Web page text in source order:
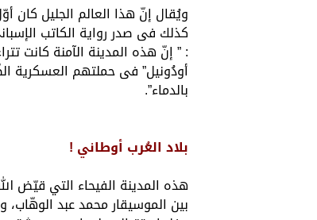
ويُقال إنّ هذا العالم الجليل كان
: ” إنّ هذه المدينة الآمنة كانت
بالدماء”.
بلاد العُرب أوطاني !
هذه المدينة الفيحاء التي قيّض
بين الموسيقار محمد عبد